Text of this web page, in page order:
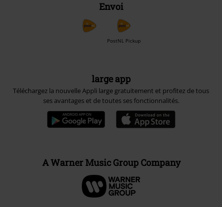
Envoi
PostNL Pickup
large app
Téléchargez la nouvelle Appli large gratuitement et profitez de tous
ses avantages et de toutes ses fonctionnalités.
A Warner Music Group Company